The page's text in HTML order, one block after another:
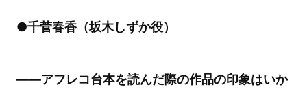
●千菅春香（坂木しずか役）
――アフレコ台本を読んだ際の作品の印象はいか